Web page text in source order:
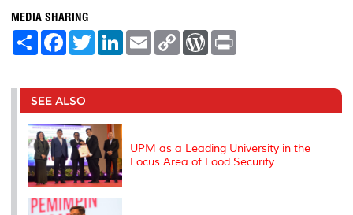
MEDIA SHARING
S
e
F
a
b
o
o
k
T
w
t
r
L
e
I
E
m
l
C
L
n
W
P
e
t
SEE ALSO
UPM as a Leading University in the
Focus Area of ​​Food Security